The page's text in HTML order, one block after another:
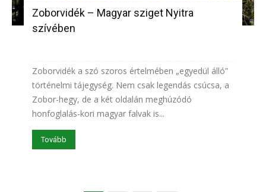
Zoborvidék – Magyar sziget Nyitra
szívében
Zoborvidék a szó szoros értelmében „egyedül álló”
történelmi tájegység. Nem csak legendás csúcsa, a
Zobor-hegy, de a két oldalán meghúzódó
honfoglalás-kori magyar falvak is...
Tovább